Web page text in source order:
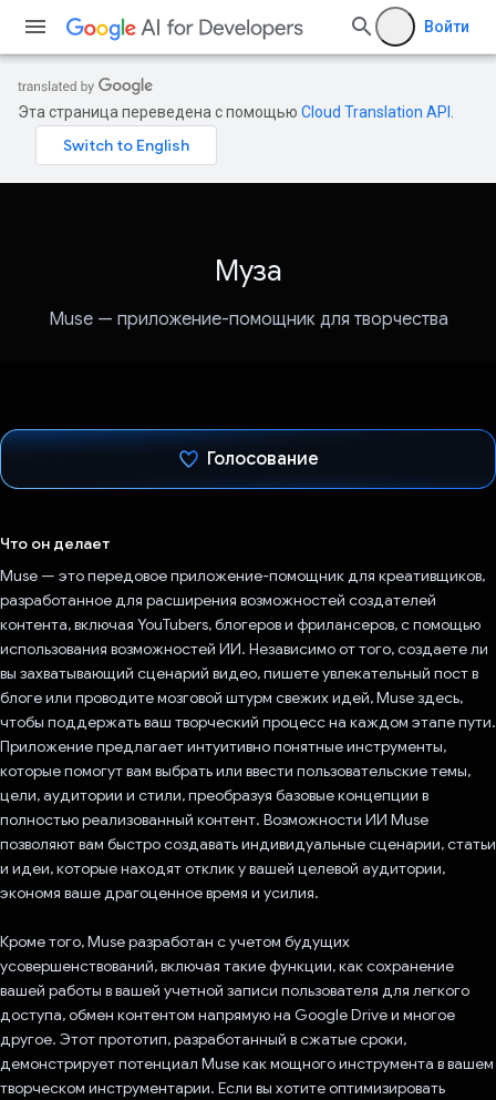
Войти
Эта страница переведена с помощью Cloud Translation API
Муза
Muse — приложение-помощник для творчества
Голосование
Что он делает
Muse — это передовое приложение-помощник для креативщиков,
разработанное для расширения возможностей создателей
контента, включая YouTubers, блогеров и фрилансеров, с помощью
использования возможностей ИИ. Независимо от того, создаете ли
вы захватывающий сценарий видео, пишете увлекательный пост в
блоге или проводите мозговой штурм свежих идей, Muse здесь,
чтобы поддержать ваш творческий процесс на каждом этапе пути.
Приложение предлагает интуитивно понятные инструменты,
которые помогут вам выбрать или ввести пользовательские темы,
цели, аудитории и стили, преобразуя базовые концепции в
полностью реализованный контент. Возможности ИИ Muse
позволяют вам быстро создавать индивидуальные сценарии, статьи
и идеи, которые находят отклик у вашей целевой аудитории,
экономя ваше драгоценное время и усилия.
Кроме того, Muse разработан с учетом будущих
усовершенствований, включая такие функции, как сохранение
вашей работы в вашей учетной записи пользователя для легкого
доступа, обмен контентом напрямую на Google Drive и многое
другое. Этот прототип, разработанный в сжатые сроки,
демонстрирует потенциал Muse как мощного инструмента в вашем
творческом инструментарии. Если вы хотите оптимизировать